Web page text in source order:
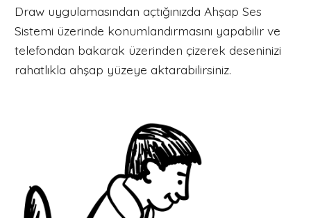
Draw uygulamasından açtığınızda Ahşap Ses
Sistemi üzerinde konumlandırmasını yapabilir ve
telefondan bakarak üzerinden çizerek deseninizi
rahatlıkla ahşap yüzeye aktarabilirsiniz.